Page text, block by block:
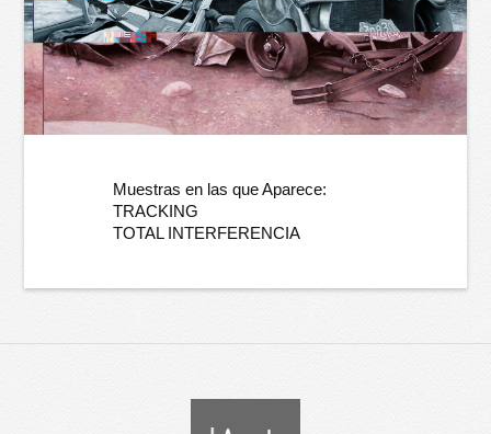
Muestras en las que Aparece:
TRACKING
TOTAL INTERFERENCIA